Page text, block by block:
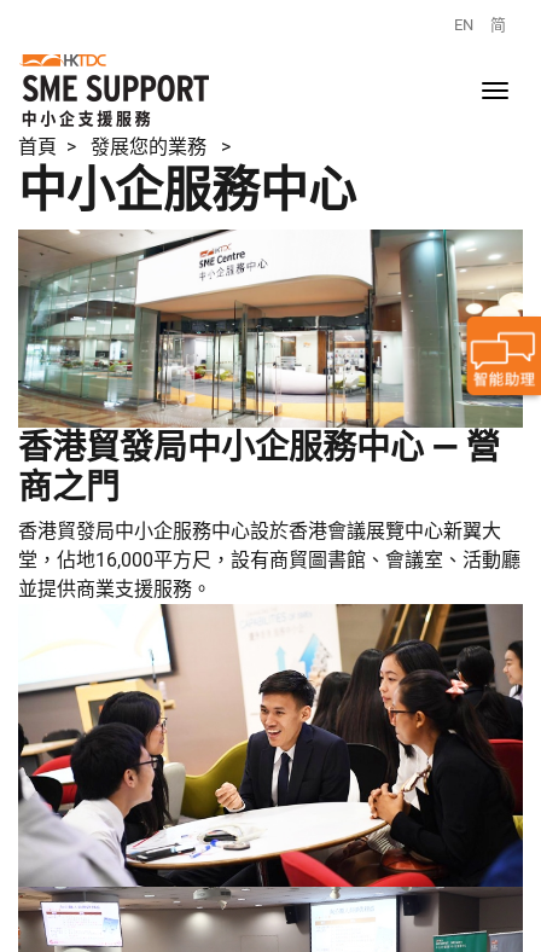
EN 简
首頁 > 發展您的業務 >
中小企服務中心
香港貿發局中小企服務中心 — 營
商之門
香港貿發局中小企服務中心設於香港會議展覽中心新翼大
堂，佔地16,000平方尺，設有商貿圖書館、會議室、活動廳
並提供商業支援服務。